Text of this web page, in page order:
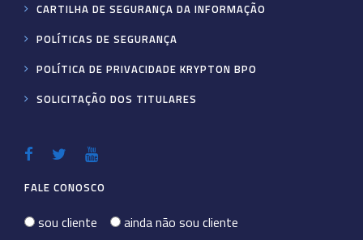
CARTILHA DE SEGURANÇA DA INFORMAÇÃO
POLÍTICAS DE SEGURANÇA
POLÍTICA DE PRIVACIDADE KRYPTON BPO
SOLICITAÇÃO DOS TITULARES
FALE CONOSCO
sou cliente ainda não sou cliente